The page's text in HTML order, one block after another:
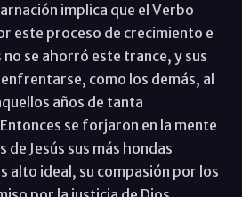
implica que el Verbo
este proceso de crecimiento e
se ahorró este trance, y sus
como los demás, al
años de tanta
se forjaron en la mente
de Jesús sus más hondas
alto ideal, su compasión por los